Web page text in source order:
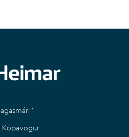
1
Kópavogur